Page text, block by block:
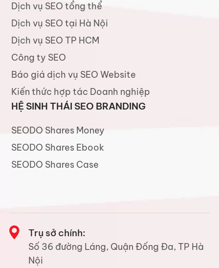
Dịch vụ SEO tổng thể
Dịch vụ SEO tại Hà Nội
Dịch vụ SEO TP HCM
Công ty SEO
Báo giá dịch vụ SEO Website
Kiến thức hợp tác Doanh nghiệp
HỆ SINH THÁI SEO BRANDING
SEODO Shares Money
SEODO Shares Ebook
SEODO Shares Case
Trụ sở chính:
Số 36 đường Láng, Quận Đống Đa, TP Hà
Nội